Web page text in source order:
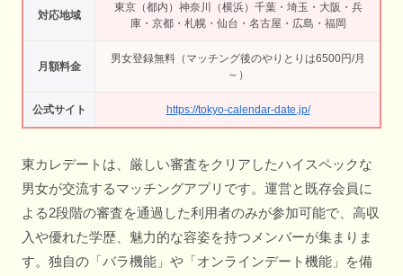
対応地域
東京（都内）神奈川（横浜）千葉・埼玉・大阪・兵
庫・京都・札幌・仙台・名古屋・広島・福岡
月額料金
男女登録無料（マッチング後のやりとりは6500円/月
～）
公式サイト https://tokyo-calendar-date.jp/
東カレデートは、厳しい審査をクリアしたハイスペックな
男女が交流するマッチングアプリです。運営と既存会員に
よる2段階の審査を通過した利用者のみが参加可能で、高収
入や優れた学歴、魅力的な容姿を持つメンバーが集まりま
す。独自の「バラ機能」や「オンラインデート機能」を備